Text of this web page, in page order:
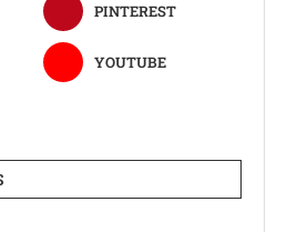
PINTEREST
YOUTUBE